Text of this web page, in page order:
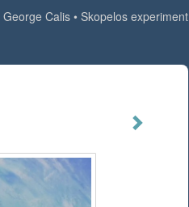
George Calis
Skopelos experiment